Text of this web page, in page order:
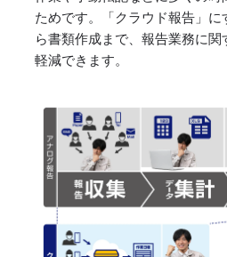
ためです。「クラウド報告」
ら書類作成まで、報告業務に
軽減できます。